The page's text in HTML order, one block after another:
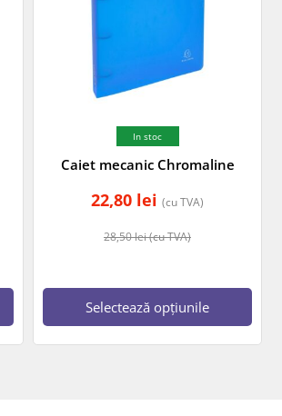
In stoc
Caiet mecanic Chromaline
28,50lei(cu TVA)
22,80 lei (cu TVA)
Selectează opțiunile